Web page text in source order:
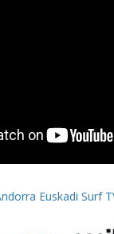
Euskadi Surf